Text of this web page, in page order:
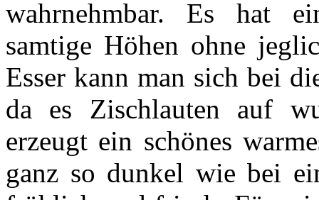
wahrnehmbar. Es hat
samtige Höhen ohne
Esser kann man sich bei
da es Zischlauten auf
erzeugt ein schönes
ganz so dunkel wie bei